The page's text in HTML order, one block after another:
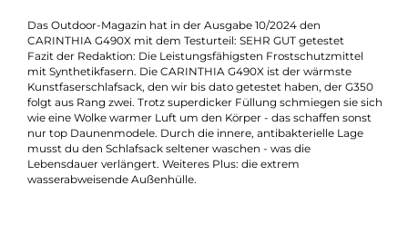
dem Einklemmen im Reißverschluss schützt das
Klemmschutzband wobei die mit Isolationsmaterial gefüllte,
innenliegende Reißverschlussabdeckung Kältebrücken
des Reißverschluss vermeidet. Die Abdeckung über dem
Reißverschluss, reduziert das Eindringen von kalter Luft und
Feuchtigkeit von außen. Eine aufwendige, dreidimensionale
Konstruktion umschließt die Füße so, dass die Fußspitzen
das Isolationsmaterial komprimieren und verhindert dadurch
Kältebrücken.